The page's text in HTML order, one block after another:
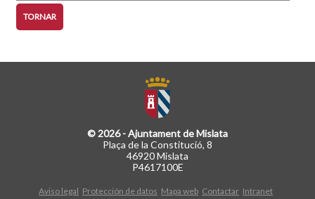
TORNAR
© 2026 - Ajuntament de Mislata
Plaça de la Constitució, 8
46920 Mislata
P4617100E
Aviso legal Protección de datos Mapa web Contactar Intranet